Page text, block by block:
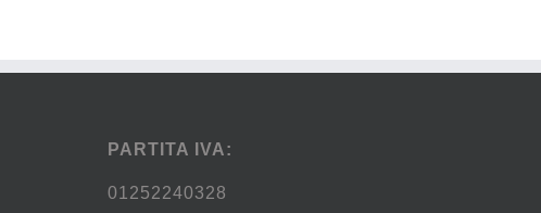
PARTITA IVA:
01252240328